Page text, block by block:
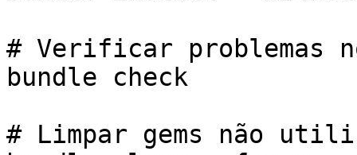
# Verificar problemas
bundle check
# Limpar gems não